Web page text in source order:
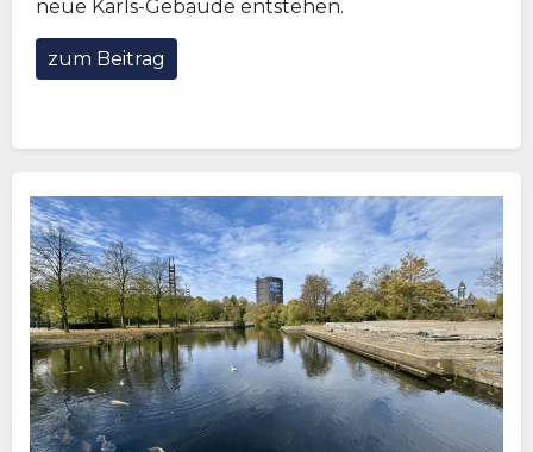
neue Karls-Gebäude entstehen.
zum Beitrag